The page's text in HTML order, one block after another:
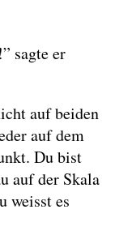
sagte er
auf beiden
auf dem
Du bist
auf der Skala
weisst es